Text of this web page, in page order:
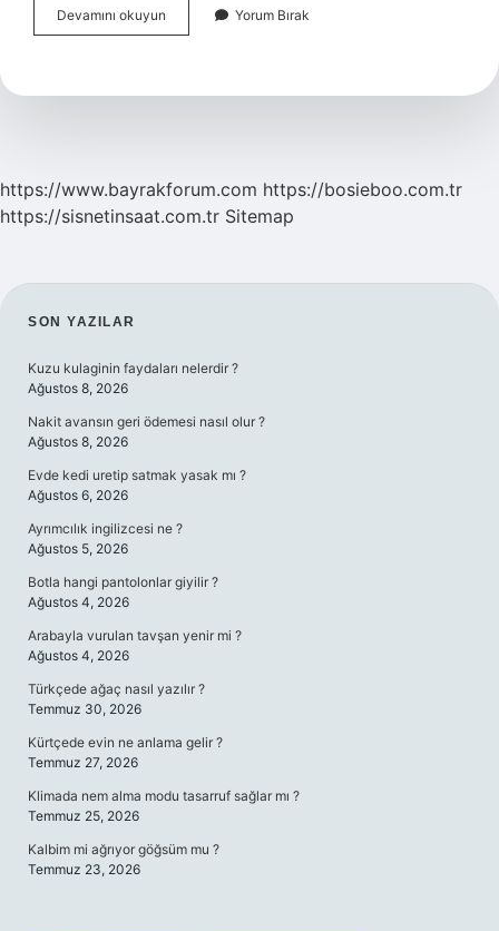
Devamını okuyun
Raporu
Sürer
Yorum Bırak
https://www.bayrakforum.com https://bosieboo.com.tr
https://sisnetinsaat.com.tr Sitemap
SIDEBAR
SON YAZILAR
Kuzu kulaginin faydaları nelerdir ?
Ağustos 8, 2026
Nakit avansın geri ödemesi nasıl olur ?
Ağustos 8, 2026
Evde kedi uretip satmak yasak mı ?
Ağustos 6, 2026
Ayrımcılık ingilizcesi ne ?
Ağustos 5, 2026
Botla hangi pantolonlar giyilir ?
Ağustos 4, 2026
Arabayla vurulan tavşan yenir mi ?
Ağustos 4, 2026
Türkçede ağaç nasıl yazılır ?
Temmuz 30, 2026
Kürtçede evin ne anlama gelir ?
Temmuz 27, 2026
Klimada nem alma modu tasarruf sağlar mı ?
Temmuz 25, 2026
Kalbim mi ağrıyor göğsüm mu ?
Temmuz 23, 2026